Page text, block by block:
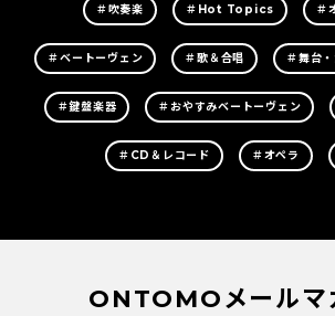
＃吹奏楽 ＃Hot Topics ＃
＃ベートーヴェン ＃歌＆合唱 ＃舞台
＃鍵盤楽器 ＃おやすみベートーヴェン
＃CD＆レコード ＃オペラ
ONTOMOメールマ